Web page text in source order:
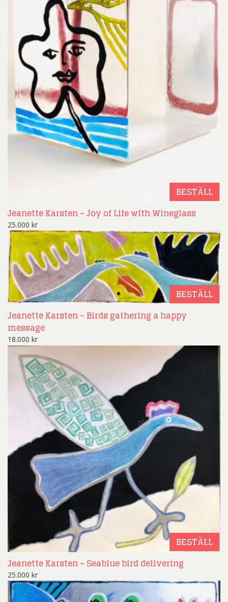
BESTÄLL
Jeanette Karsten – Joy of Life with Wineglass
25.000 kr
BESTÄLL
Jeanette Karsten – Birds gathering a happy
message
18.000 kr
BESTÄLL
Jeanette Karsten – Seablue bird delivering
25.000 kr